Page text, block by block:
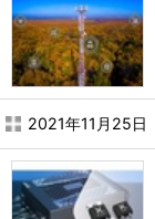
2021年11月25日